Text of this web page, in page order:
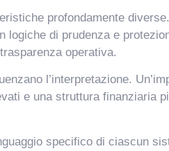
profondamente
di prudenza e
operativa.
l’interpretazione.
e una struttura finanziaria
specifico di ciascun